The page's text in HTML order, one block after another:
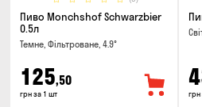
Пиво Monchshof Schwarzbier
0.5л
Темне, Фільтроване, 4.9°
125,50
грн за 1 шт грн